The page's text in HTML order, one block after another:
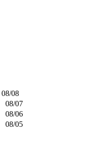
08/08
08/07
08/06
08/05